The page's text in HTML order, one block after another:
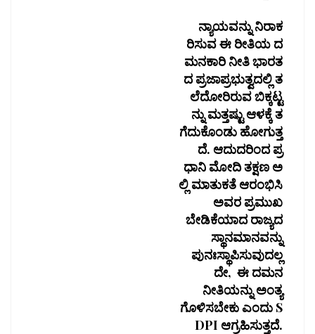
ನ್ಯಾಯವನ್ನು ನಿರಾಕ
ರಿಸುವ ಈ ರೀತಿಯ ದ
ಮನಕಾರಿ ನೀತಿ ಭಾರತ
ದ ಪ್ರಜಾಪ್ರಭುತ್ವದಲ್ಲಿ ತ
ಲೆದೋರಿರುವ ಬಿಕ್ಕಟ್ಟ
ನ್ನು ಮತ್ತಷ್ಟು ಆಳಕ್ಕೆ ತ
ಗೆದುಕೊಂಡು ಹೋಗುತ್ತ
ದೆ. ಆದುದರಿಂದ ಪ್ರ
ಧಾನಿ ಮೋದಿ ತಕ್ಷಣ ಅ
ಲ್ಲಿ ಮಾತುಕತೆ ಆರಂಭಿಸಿ
ಅವರ ಪ್ರಮುಖ
ಬೇಡಿಕೆಯಾದ ರಾಜ್ಯದ
ಸ್ಥಾನಮಾನವನ್ನು
ಪುನಃಸ್ಥಾಪಿಸುವುದಲ್ಲ
ದೇ, ಈ ದಮನ
ನೀತಿಯನ್ನು ಅಂತ್ಯ
ಗೊಳಿಸಬೇಕು ಎಂದು S
DPI ಆಗ್ರಹಿಸುತ್ತದೆ.